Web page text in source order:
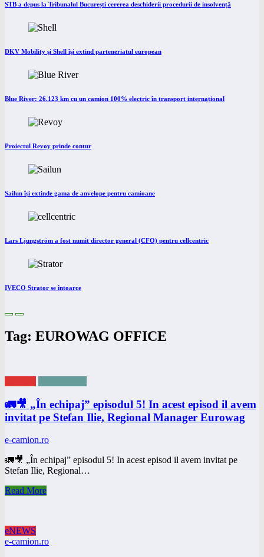
STB a depus la Tribunalul București cererea deschiderii procedurii de insolvență
DKV Mobility și Shell își extind parteneriatul european
Blue River: 26.123 km cu un camion 100% electric în transport internațional
Proiectul Revoy prinde contur
Sailun își extinde gama de anvelope pentru camioane
Lars Ljungström a fost numit director general (CFO) pentru cellcentric
IVECO Strator se întoarce
Tag: EUROWAG OFFICE
🚛🎥 „În echipaj” episodul 5! In acest episod il avem
invitat pe Stefan Ilie, Regional Manager Eurowag
e-camion.ro
🚛🎥 „În echipaj” episodul 5! In acest episod il avem invitat pe
Stefan Ilie, Regional…
Read More
eNEWS
e-camion.ro